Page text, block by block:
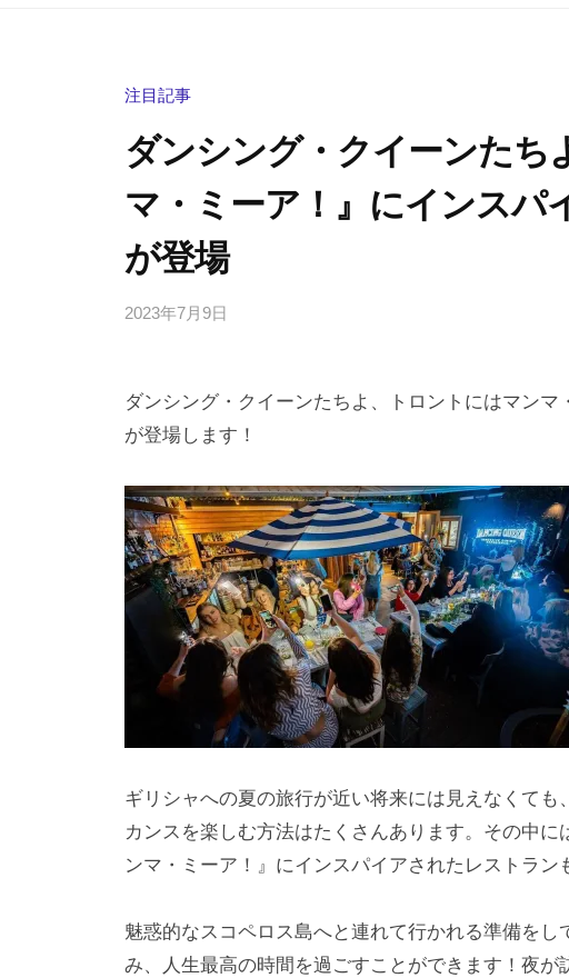
注目記事
ダンシング・クイーンたち
マ・ミーア！』にインスパ
が登場
2023年7月9日
i
g
s
h
i
y
a
m
a
の
コ
ン
ト
ダンシング・クイーンたちよ、トロントにはマン
が登場します！
ギリシャへの夏の旅行が近い将来には見えなくて
カンスを楽しむ方法はたくさんあります。その中
ンマ・ミーア！』にインスパイアされたレストラン
魅惑的なスコペロス島へと連れて行かれる準備を
み、人生最高の時間を過ごすことができます！夜